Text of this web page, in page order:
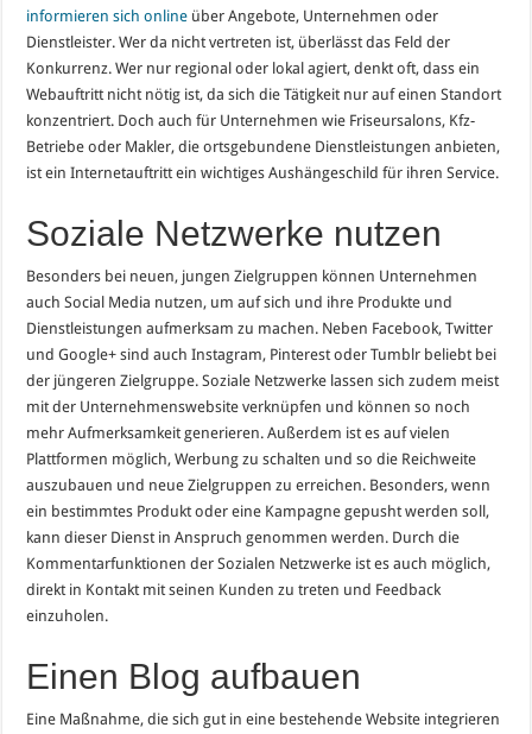
informieren sich online über Angebote, Unternehmen oder
Dienstleister. Wer da nicht vertreten ist, überlässt das Feld der
Konkurrenz. Wer nur regional oder lokal agiert, denkt oft, dass ein
Webauftritt nicht nötig ist, da sich die Tätigkeit nur auf einen Standort
konzentriert. Doch auch für Unternehmen wie Friseursalons, Kfz-
Betriebe oder Makler, die ortsgebundene Dienstleistungen anbieten,
ist ein Internetauftritt ein wichtiges Aushängeschild für ihren Service.
Soziale Netzwerke nutzen
Besonders bei neuen, jungen Zielgruppen können Unternehmen
auch Social Media nutzen, um auf sich und ihre Produkte und
Dienstleistungen aufmerksam zu machen. Neben Facebook, Twitter
und Google+ sind auch Instagram, Pinterest oder Tumblr beliebt bei
der jüngeren Zielgruppe. Soziale Netzwerke lassen sich zudem meist
mit der Unternehmenswebsite verknüpfen und können so noch
mehr Aufmerksamkeit generieren. Außerdem ist es auf vielen
Plattformen möglich, Werbung zu schalten und so die Reichweite
auszubauen und neue Zielgruppen zu erreichen. Besonders, wenn
ein bestimmtes Produkt oder eine Kampagne gepusht werden soll,
kann dieser Dienst in Anspruch genommen werden. Durch die
Kommentarfunktionen der Sozialen Netzwerke ist es auch möglich,
direkt in Kontakt mit seinen Kunden zu treten und Feedback
einzuholen.
Einen Blog aufbauen
Eine Maßnahme, die sich gut in eine bestehende Website integrieren